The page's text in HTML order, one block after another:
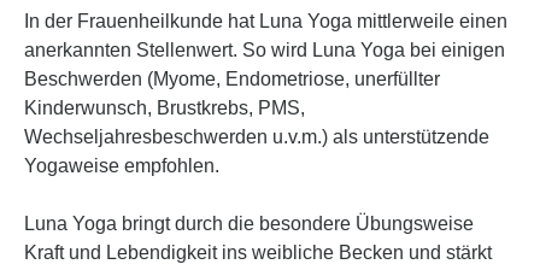
In der Frauenheilkunde hat Luna Yoga mittlerweile einen
anerkannten Stellenwert. So wird Luna Yoga bei einigen
Beschwerden (Myome, Endometriose, unerfüllter
Kinderwunsch, Brustkrebs, PMS,
Wechseljahresbeschwerden u.v.m.) als unterstützende
Yogaweise empfohlen.
Luna Yoga bringt durch die besondere Übungsweise
Kraft und Lebendigkeit ins weibliche Becken und stärkt